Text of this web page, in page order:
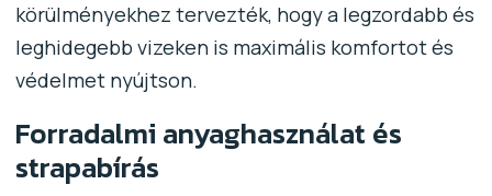
körülményekhez tervezték, hogy a legzordabb és
leghidegebb vizeken is maximális komfortot és
védelmet nyújtson.
Forradalmi anyaghasználat és
strapabírás